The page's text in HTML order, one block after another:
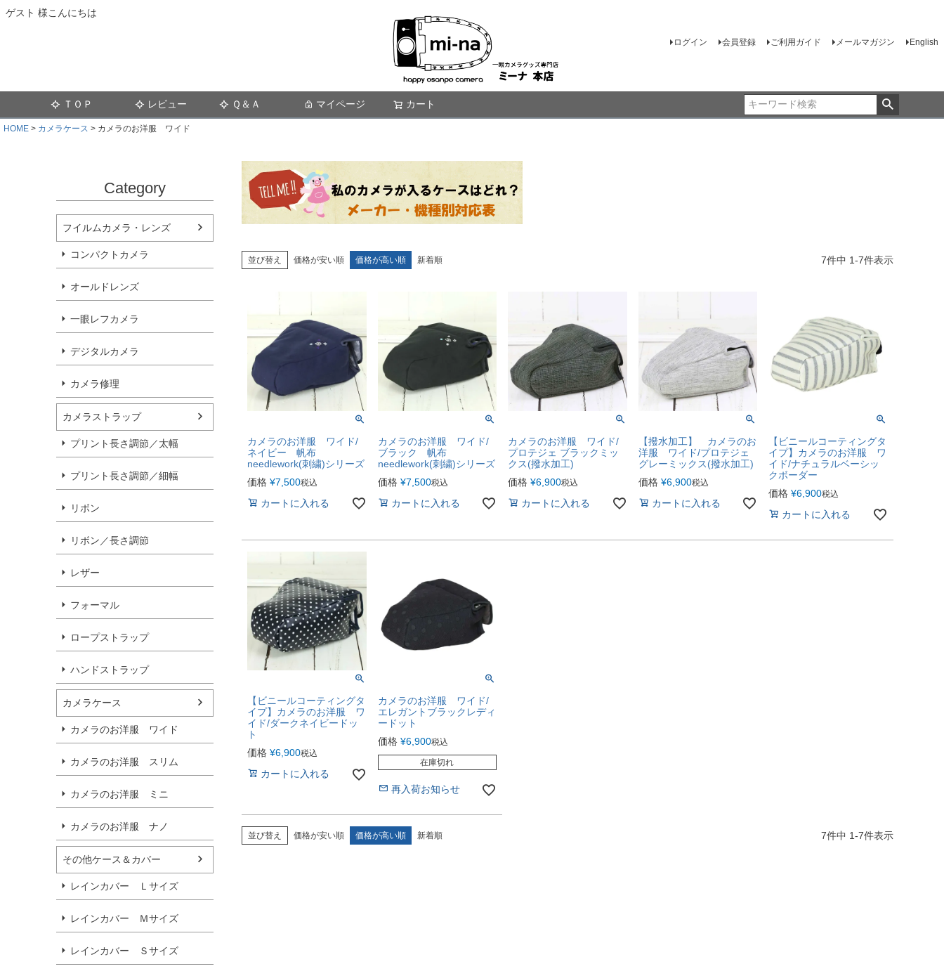
ゲスト 様こんにちは
ログイン 会員登録 ご利用ガイド メールマガジン English
ＴＯＰ レビュー Ｑ＆Ａ マイページ カート
HOME カメラケース カメラのお洋服 ワイド
Category
フイルムカメラ・レンズ
コンパクトカメラ
オールドレンズ
一眼レフカメラ
デジタルカメラ
カメラ修理
カメラストラップ
プリント長さ調節／太幅
プリント長さ調節／細幅
リボン
リボン／長さ調節
レザー
フォーマル
ロープストラップ
ハンドストラップ
カメラケース
カメラのお洋服 ワイド
カメラのお洋服 スリム
カメラのお洋服 ミニ
カメラのお洋服 ナノ
その他ケース＆カバー
レインカバー Ｌサイズ
レインカバー Ｍサイズ
レインカバー Ｓサイズ
並び替え 価格が安い順 価格が高い順 新着順 7件中 1-7件表示
カメラのお洋服 ワイド/
ネイビー 帆布
needlework(刺繍)シリーズ
価格 ¥7,500税込
カートに入れる
カメラのお洋服 ワイド/
ブラック 帆布
needlework(刺繍)シリーズ
価格 ¥7,500税込
カートに入れる
カメラのお洋服 ワイド/
プロテジェ ブラックミッ
クス(撥水加工)
価格 ¥6,900税込
カートに入れる
【撥水加工】 カメラのお
洋服 ワイド/プロテジェ
グレーミックス(撥水加工)
価格 ¥6,900税込
カートに入れる
【ビニールコーティングタ
イプ】カメラのお洋服 ワ
イド/ナチュラルベーシッ
クボーダー
価格 ¥6,900税込
カートに入れる
【ビニールコーティングタ
イプ】カメラのお洋服 ワ
イド/ダークネイビードッ
ト
価格 ¥6,900税込
カートに入れる
カメラのお洋服 ワイド/
エレガントブラックレディ
ードット
価格 ¥6,900税込
在庫切れ
再入荷お知らせ
並び替え 価格が安い順 価格が高い順 新着順 7件中 1-7件表示